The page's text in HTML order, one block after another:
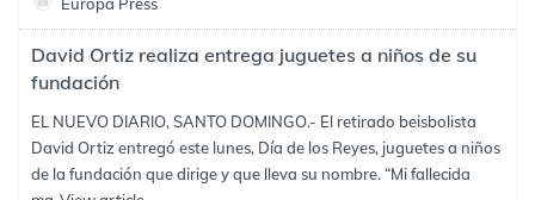
David Ortiz realiza entrega juguetes a niños de su
fundación
EL NUEVO DIARIO, SANTO DOMINGO.- El retirado beisbolista
David Ortiz entregó este lunes, Día de los Reyes, juguetes a niños
de la fundación que dirige y que lleva su nombre. “Mi fallecida